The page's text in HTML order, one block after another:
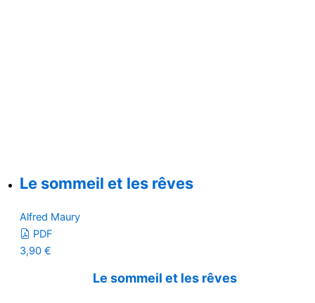
Le sommeil et les rêves
Alfred Maury
PDF
3,90 €
Le sommeil et les rêves